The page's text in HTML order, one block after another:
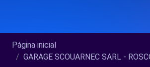
Página inicial
GARAGE SCOUARNEC SARL -